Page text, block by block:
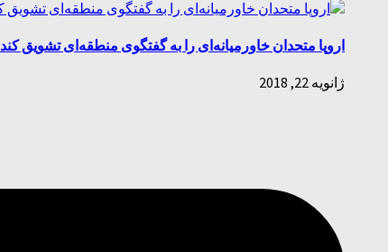
اروپا متحدان خاورمیانه‌ای را به گفتگوی منطقه‌ای تشویق کند
ژانویه 22, 2018